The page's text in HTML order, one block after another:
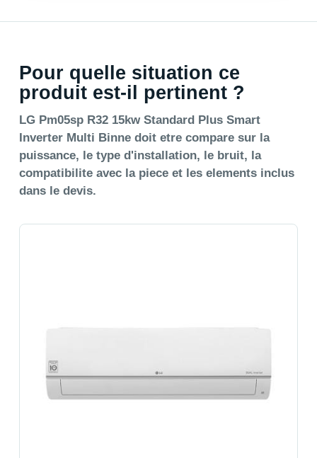
Pour quelle situation ce
produit est-il pertinent ?
LG Pm05sp R32 15kw Standard Plus Smart
Inverter Multi Binne doit etre compare sur la
puissance, le type d'installation, le bruit, la
compatibilite avec la piece et les elements inclus
dans le devis.